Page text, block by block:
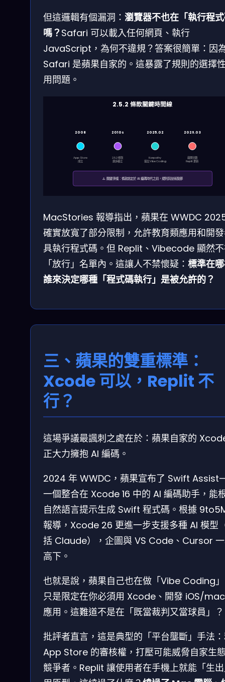
但這邏輯有個漏洞： 瀏覽器不也在「執行程
嗎？ Safari 可以載入任何網頁、執行
JavaScript，為何不違規？答案很簡單：因
Safari 是蘋果自家的。這暴露了規則的選擇
用問題。
2.5.2 條款關鍵時間線
2008
App Store
成立
2010s
2.5.2 條款
逐步確立
2025.02
Karpathy
提出 Vibe Coding
2026.03
蘋果封鎖
Replit 更新
⚠️ 關鍵爭議：條款制定於 AI 編碼時代之前，規則與技術脫節
MacStories 報導指出，蘋果在 WWDC
確實放寬了部分限制，允許教育類應用和開
具執行程式碼。但 Replit、Vibecode 顯然
「放行」名單內。這讓人不禁懷疑： 標準在
誰來決定哪種「程式碼執行」是被允許的？
三、蘋果的雙重標準：
Xcode 可以，Replit 不
行？
這場爭議最諷刺之處在於：蘋果自家的
正大力擁抱 AI 編碼。
2024 年 WWDC，蘋果宣布了 Swift
一個整合在 Xcode 16 中的 AI 編碼助手，能
自然語言提示生成 Swift 程式碼。根據
報導，Xcode 26 更進一步支援多種 AI 模型
括 Claude），企圖與 VS Code、Cursor
高下。
也就是說，蘋果自己也在做「Vibe Coding
只是限定在你必須用 Xcode、開發 iOS/
應用。這難道不是在「既當裁判又當球員」？
批評者直言，這是典型的「平台壟斷」手法
App Store 的審核權，打壓可能威脅自家生
競爭者。Replit 讓使用者在手機上就能「生